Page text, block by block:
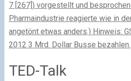
7 [267]) vorgestellt und
Pharmaindustrie reagierte wie in
angetönt etwas anders.) Hinweis:
2012 3 Mrd. Dollar Busse bezahlen.
TED-Talk